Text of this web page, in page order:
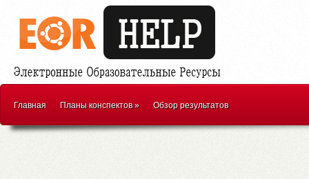
Главная Планы конспектов» Обзор результатов